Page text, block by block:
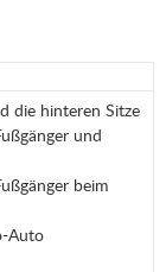
die hinteren Sitze
und
beim
Auto